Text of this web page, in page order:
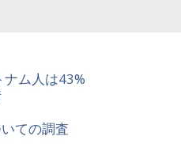
ム人は43%
ての調査